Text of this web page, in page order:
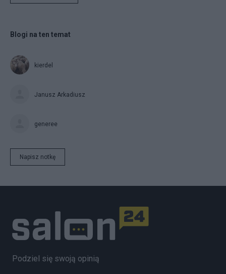
Blogi na ten temat
kierdel
Janusz Arkadiusz
generee
Napisz notkę
Podziel się swoją opinią